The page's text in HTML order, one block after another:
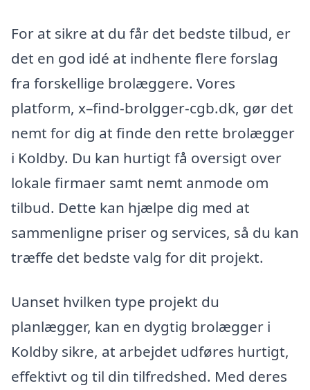
For at sikre at du får det bedste tilbud, er
det en god idé at indhente flere forslag
fra forskellige brolæggere. Vores
platform, x–find-brolgger-cgb.dk, gør det
nemt for dig at finde den rette brolægger
i Koldby. Du kan hurtigt få oversigt over
lokale firmaer samt nemt anmode om
tilbud. Dette kan hjælpe dig med at
sammenligne priser og services, så du kan
træffe det bedste valg for dit projekt.
Uanset hvilken type projekt du
planlægger, kan en dygtig brolægger i
Koldby sikre, at arbejdet udføres hurtigt,
effektivt og til din tilfredshed. Med deres